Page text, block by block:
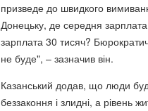
призведе до швидкого
Донецьку, де середня
зарплата 30 тисяч?
не буде", – зазначив він.
Казанський додав, що люди
беззаконня і злидні, а рівень